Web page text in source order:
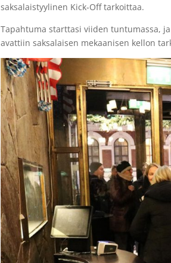
saksalaistyylinen Kick-Off tarkoittaa.
Tapahtuma starttasi viiden tuntumassa,
avattiin saksalaisen mekaanisen kellon